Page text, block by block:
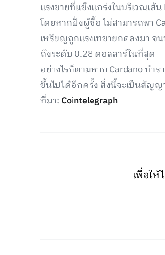
แรงขายที่แข็งแกร่งในบริเวณเส้น
โดยหากฝั่งผู้ซื้อ ไม่สามารถพา
เหรียญถูกแรงเทขายกดลงมา จ
ถึงระดับ 0.28 ดอลลาร์ในที่สุด
อย่างไรก็ตามหาก Cardano ทำ
ขึ้นไปได้อีกครั้ง สิ่งนี้จะเป็นสัญ
ที่มา: Cointelegraph
เพื่อใ